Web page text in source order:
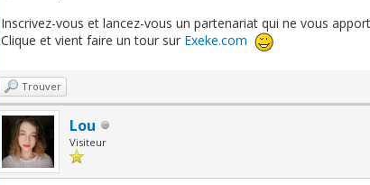
Inscrivez-vous et lancez-vous un partenariat qui ne vous
Clique et vient faire un tour sur Exeke.com
Trouver
Lou
Visiteur